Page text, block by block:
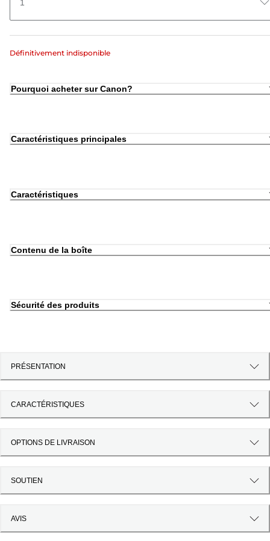
1
Définitivement indisponible
Pourquoi acheter sur Canon?
Caractéristiques principales
Caractéristiques
Contenu de la boîte
Sécurité des produits
PRÉSENTATION
CARACTÉRISTIQUES
OPTIONS DE LIVRAISON
SOUTIEN
AVIS